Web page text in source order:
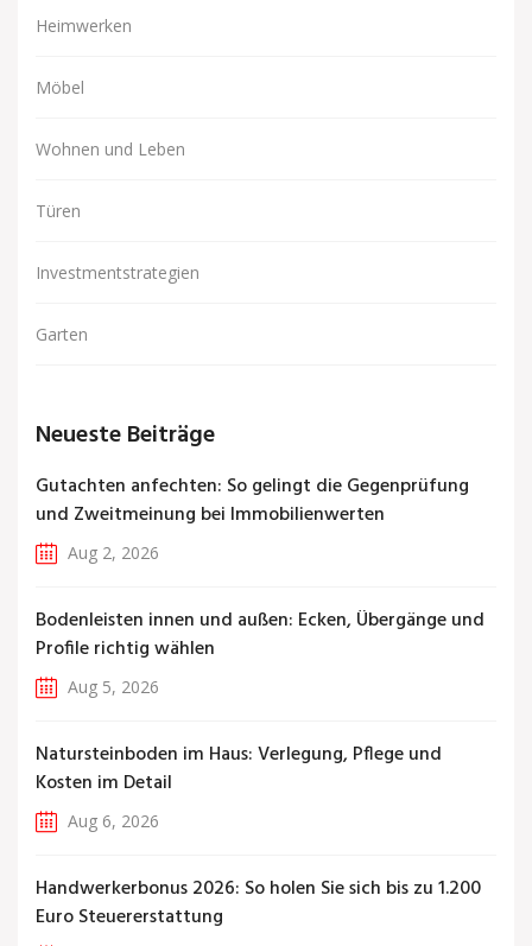
Heimwerken
Möbel
Wohnen und Leben
Türen
Investmentstrategien
Garten
Neueste Beiträge
Gutachten anfechten: So gelingt die Gegenprüfung
und Zweitmeinung bei Immobilienwerten
Aug 2, 2026
Bodenleisten innen und außen: Ecken, Übergänge und
Profile richtig wählen
Aug 5, 2026
Natursteinboden im Haus: Verlegung, Pflege und
Kosten im Detail
Aug 6, 2026
Handwerkerbonus 2026: So holen Sie sich bis zu 1.200
Euro Steuererstattung